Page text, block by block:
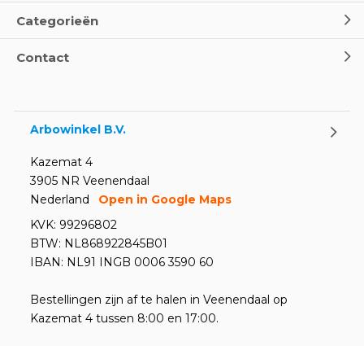
Categorieën
Contact
Arbowinkel B.V.
Kazemat 4
3905 NR Veenendaal
Nederland
Open in Google Maps
KVK: 99296802
BTW: NL868922845B01
IBAN: NL91 INGB 0006 3590 60
Bestellingen zijn af te halen in Veenendaal op
Kazemat 4 tussen 8:00 en 17:00.